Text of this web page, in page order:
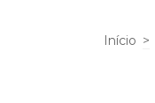
Início >